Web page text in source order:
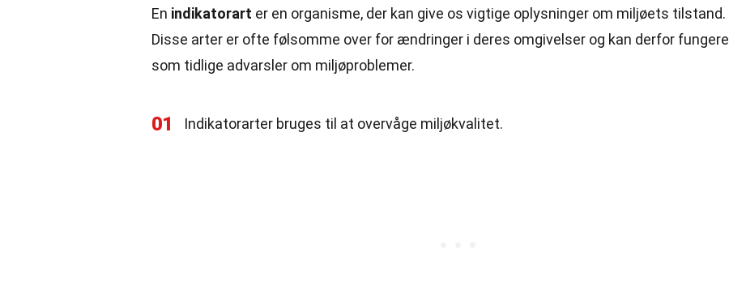
En indikatorart er en organisme, der kan give os vigtige oplysninger om miljøets tilstand.
Disse arter er ofte følsomme over for ændringer i deres omgivelser og kan derfor fungere
som tidlige advarsler om miljøproblemer.
01 Indikatorarter bruges til at overvåge miljøkvalitet.